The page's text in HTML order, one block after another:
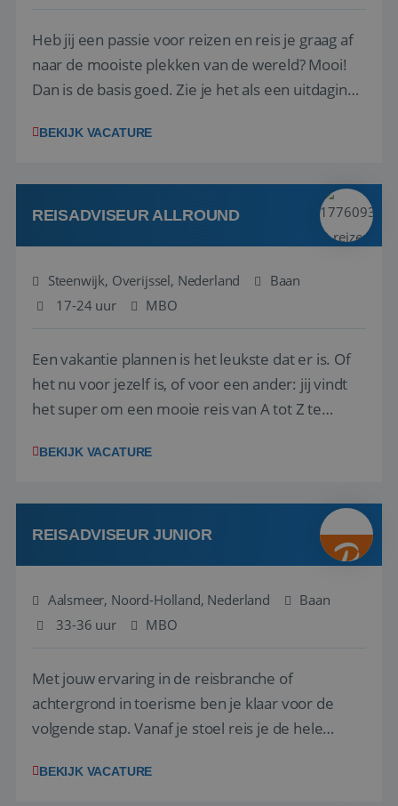
Heb jij een passie voor reizen en reis je graag af
naar de mooiste plekken van de wereld? Mooi!
Dan is de basis goed. Zie je het als een uitdaging
het samenstellen en boeken van de perfecte
deze onderdelen zijn nu samen gevoegd...
BEKIJK VACATURE
REISADVISEUR ALLROUND
Steenwijk, Overijssel, Nederland
Baan
17-24 uur
MBO
Een vakantie plannen is het leukste dat er is. Of
het nu voor jezelf is, of voor een ander: jij vindt
het super om een mooie reis van A tot Z te
vakantiegangers de meest prachtige plekjes op
werken: of het nu gaat om vragen ...
BEKIJK VACATURE
REISADVISEUR JUNIOR
Aalsmeer, Noord-Holland, Nederland
Baan
33-36 uur
MBO
Met jouw ervaring in de reisbranche of
achtergrond in toerisme ben je klaar voor de
volgende stap. Vanaf je stoel reis je de hele
wensen van je team, je klant en wat er in de
BEKIJK VACATURE